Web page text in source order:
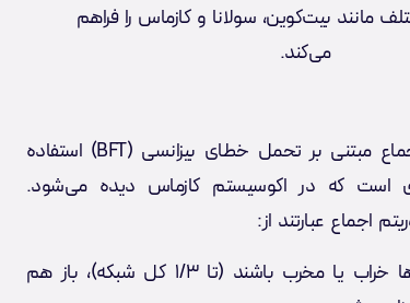
مانند بیت‌کوین، سولانا و کازماس را فراهم
می‌کند.
این شبکه از الگوریتم اجماع مبتنی بر تحمل خطای بیزانسی (BFT) استفاده
است که در اکوسیستم کازماس دیده می‌شود.
اجماع عبارتند از:
اگر بخشی از نودها خراب یا مخرب باشند (تا ۱/۳ کل شبکه)، باز هم